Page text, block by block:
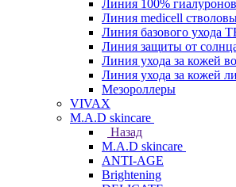
Линия 100%
Линия medicell
Линия базового ухода
Линия защиты от
Линия ухода за кожей
Линия ухода за кожей
Мезороллеры
VIVAX
M.A.D skincare
Назад
M.A.D skincare
ANTI-AGE
Brightening